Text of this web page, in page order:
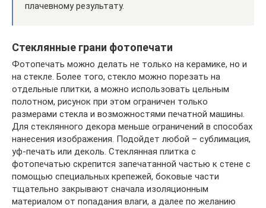
плачевному результату.
Стеклянные грани фотопечати
Фотопечать можно делать не только на керамике, но и
на стекле. Более того, стекло можно порезать на
отдельные плитки, а можно использовать цельным
полотном, рисунок при этом ограничен только
размерами стекла и возможностями печатной машины.
Для стеклянного декора меньше ограничений в способах
нанесения изображения. Подойдет любой – сублимация,
уф-печать или деколь. Стеклянная плитка с
фотопечатью скрепится запечатанной частью к стене с
помощью специальных крепежей, боковые части
тщательно закрывают сначала изоляционным
материалом от попадания влаги, а далее по желанию